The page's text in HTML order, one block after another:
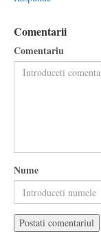
Comentarii
Comentariu
Nume